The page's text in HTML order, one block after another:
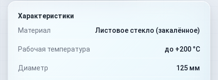
Характеристики
Материал
Листовое стекло (закалённое)
Рабочая температура до +200 °C
Диаметр 125 мм